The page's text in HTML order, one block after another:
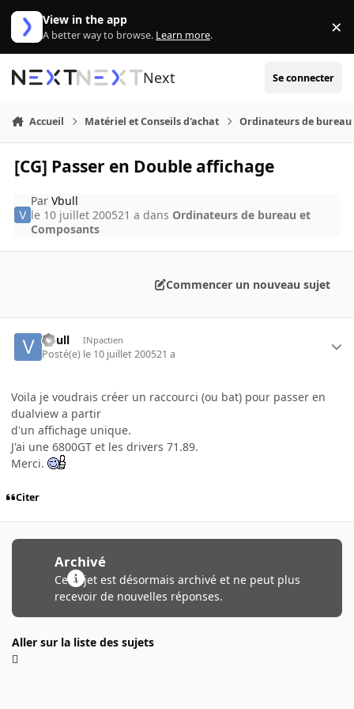
Aller au contenu
View in the app
A better way to browse. Learn more. ×
Next Se connecter
Accueil Matériel et Conseils d'achat Ordinateurs de bureau
[CG] Passer en Double affichage
ParVbull
le 10 juillet 200521 a dans Ordinateurs de bureau et
Composants
Commencer un nouveau sujet
Vbull INpactien
Posté(e) le 10 juillet 200521 a
Voila je voudrais créer un raccourci (ou bat) pour passer en
dualview a partir
d'un affichage unique.
J'ai une 6800GT et les drivers 71.89.
Merci.
Citer
Archivé
Ce sujet est désormais archivé et ne peut plus
recevoir de nouvelles réponses.
Aller sur la liste des sujets